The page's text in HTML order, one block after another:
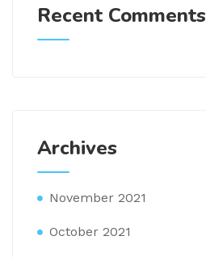
Recent Comments
Archives
November 2021
October 2021